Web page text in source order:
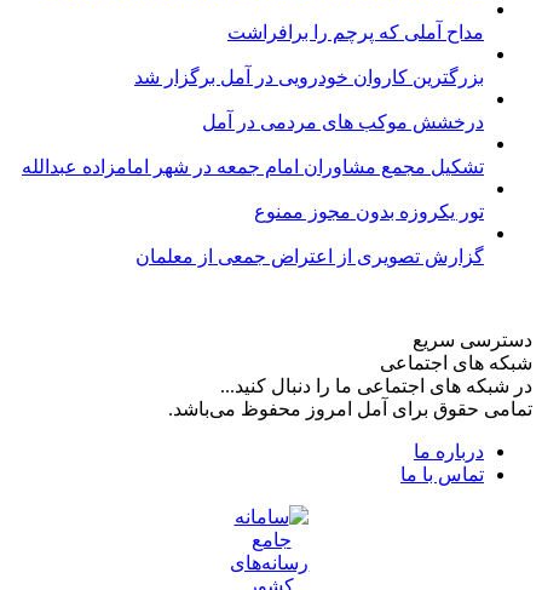
مداح آملی که پرچم را برافراشت
بزرگترین کاروان خودرویی در آمل برگزار شد
درخشش موکب های مردمی در آمل
تشکیل مجمع مشاوران امام جمعه در شهر امامزاده عبدالله
تور یکروزه بدون مجوز ممنوع
گزارش تصویری از اعتراض جمعی از معلمان
دسترسی سریع
شبکه های اجتماعی
در شبکه های اجتماعی ما را دنبال کنید...
تمامی حقوق برای آمل امروز محفوظ می‌باشد.
درباره ما
تماس با ما